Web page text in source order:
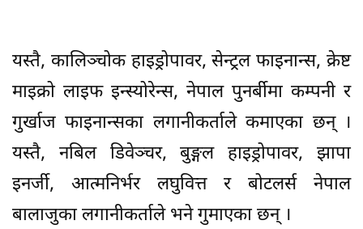
यस्तै, कालिञ्चोक हाइड्रोपावर, सेन्ट्रल फाइनान्स, क्रेष्ट
माइक्रो लाइफ इन्स्योरेन्स, नेपाल पुनर्बीमा कम्पनी र
गुर्खाज फाइनान्सका लगानीकर्ताले कमाएका छन् ।
यस्तै, नबिल डिवेञ्चर, बुङ्गल हाइड्रोपावर, झापा
इनर्जी, आत्मनिर्भर लघुवित्त र बोटलर्स नेपाल
बालाजुका लगानीकर्ताले भने गुमाएका छन् ।